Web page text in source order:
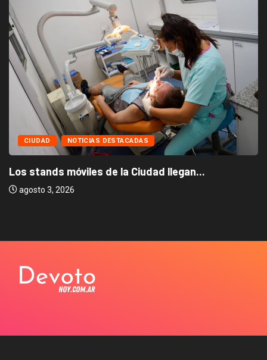
CIUDAD NOTICIAS DESTACADAS
Los stands móviles de la Ciudad llegan...
agosto 3, 2026